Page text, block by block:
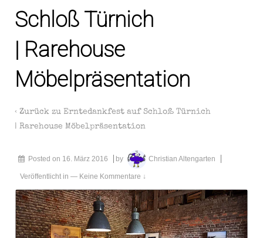
Schloß Türnich
| Rarehouse
Möbelpräsentation
‹ Zurück zu Erntedankfest auf Schloß Türnich
| Rarehouse Möbelpräsentation
Posted on 16. März 2016 by Christian Altengarten
Veröffentlicht in — Keine Kommentare ↓